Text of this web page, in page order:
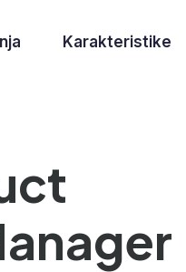
Karakteristike